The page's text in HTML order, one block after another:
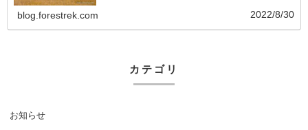
blog.forestrek.com 2022/8/30
カテゴリ
お知らせ